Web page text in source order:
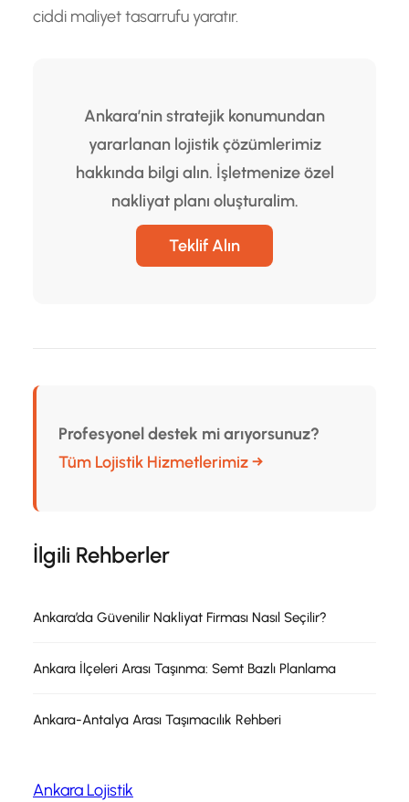
ciddi maliyet tasarrufu yaratır.
Ankara’nin stratejik konumundan
yararlanan lojistik çözümlerimiz
hakkında bilgi alın. İşletmenize özel
nakliyat planı oluşturalim.
Teklif Alın
Profesyonel destek mi arıyorsunuz?
Tüm Lojistik Hizmetlerimiz →
İlgili Rehberler
Ankara’da Güvenilir Nakliyat Firması Nasıl Seçilir?
Ankara İlçeleri Arası Taşınma: Semt Bazlı Planlama
Ankara-Antalya Arası Taşımacılık Rehberi
Ankara Lojistik